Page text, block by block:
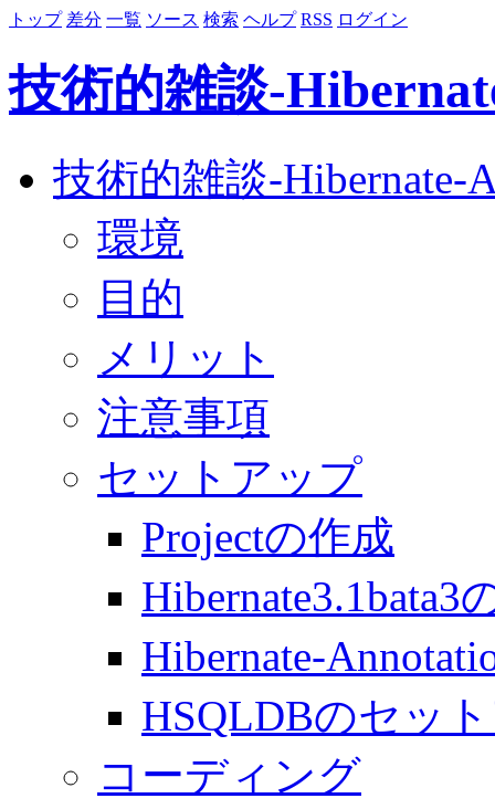
トップ 差分 一覧 ソース 検索 ヘルプ RSS ログイン
技術的雑談-
技術的雑談-Hibernate-
環境
目的
メリット
注意事項
セットアップ
Projectの作成
Hibernate-
HSQLDBのセッ
コーディング